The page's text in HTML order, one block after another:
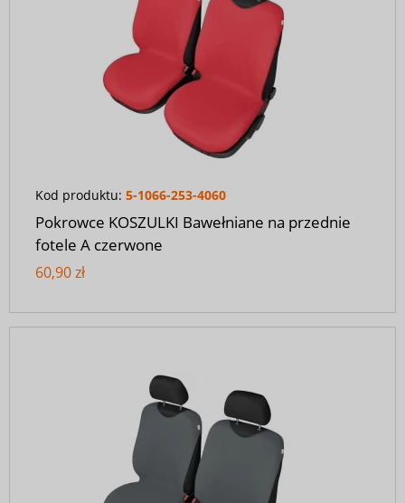
Kod produktu: 5-1066-253-4060
Pokrowce KOSZULKI Bawełniane na przednie
fotele A czerwone
60,90 zł